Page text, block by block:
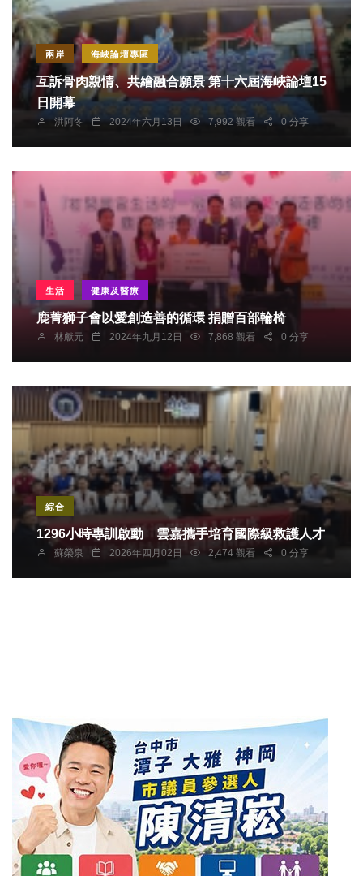
兩岸 海峽論壇專區
互訴骨肉親情、共繪融合願景 第十六屆海峽論壇15
日開幕
洪阿冬 2024年六月13日 7,992 觀看 0 分享
生活 健康及醫療
鹿菁獅子會以愛創造善的循環 捐贈百部輪椅
林獻元 2024年九月12日 7,868 觀看 0 分享
綜合
1296小時專訓啟動 雲嘉攜手培育國際級救護人才
蘇榮泉 2026年四月02日 2,474 觀看 0 分享